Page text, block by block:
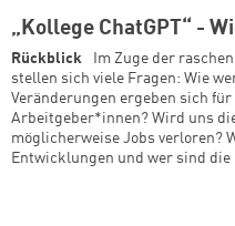
„Kollege ChatGPT“ -
Rückblick
Im Zuge der
stellen sich viele Fragen: Wie
Veränderungen ergeben sich
Arbeitgeber*innen? Wird uns
möglicherweise Jobs verloren?
Entwicklungen und wer sind